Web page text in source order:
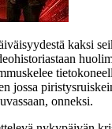
kaksi
jossa
onneksi.